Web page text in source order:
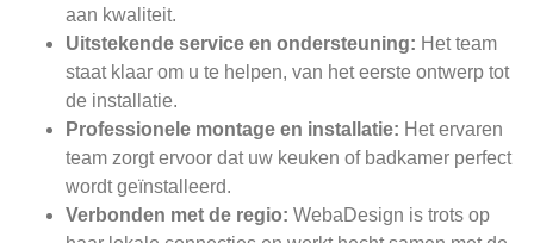
aan kwaliteit.
Uitstekende service en ondersteuning: Het team
staat klaar om u te helpen, van het eerste ontwerp tot
de installatie.
Professionele montage en installatie: Het ervaren
team zorgt ervoor dat uw keuken of badkamer perfect
wordt geïnstalleerd.
Verbonden met de regio: WebaDesign is trots op